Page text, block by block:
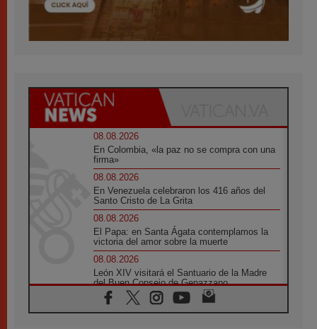
08.08.2026
En Colombia, «la paz no se compra con una
firma»
08.08.2026
En Venezuela celebraron los 416 años del
Santo Cristo de La Grita
08.08.2026
El Papa: en Santa Ágata contemplamos la
victoria del amor sobre la muerte
08.08.2026
León XIV visitará el Santuario de la Madre
del Buen Consejo de Genazzano
07.08.2026
Filipinas: el Vicariato Apostólico de Calapán